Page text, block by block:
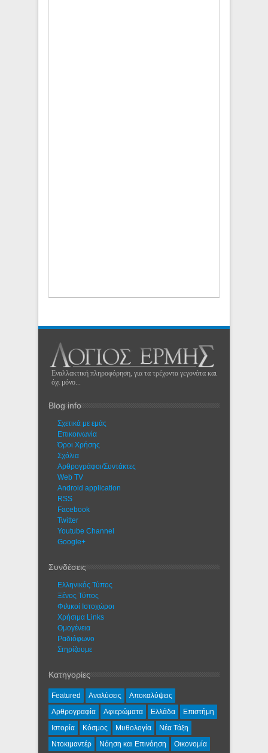
Εναλλακτική πληροφόρηση, για τα τρέχοντα γεγονότα και
όχι μόνο...
Blog info
Σχετικά με εμάς
Eπικοινωνία
Όροι Χρήσης
Σχόλια
Αρθρογράφοι/Συντάκτες
Web TV
Android application
RSS
Facebook
Twitter
Youtube Channel
Google+
Συνδέσεις
Ελληνικός Τύπος
Ξένος Τύπος
Φιλικοί Ιστοχώροι
Χρήσιμα Links
Ομογένεια
Ραδιόφωνο
Στηρίζουμε
Κατηγορίες
Featured Αναλύσεις
Αποκαλύψεις
Αρθρογραφία
Αφιερώματα Ελλάδα
Επιστήμη
Ιστορία
Κόσμος Μυθολογία
Νέα Τάξη
Ντοκιμαντέρ
Νόηση και Επινόηση Οικονομία